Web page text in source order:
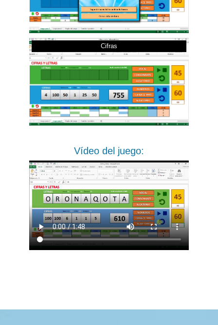
Cifras
Vídeo del juego: